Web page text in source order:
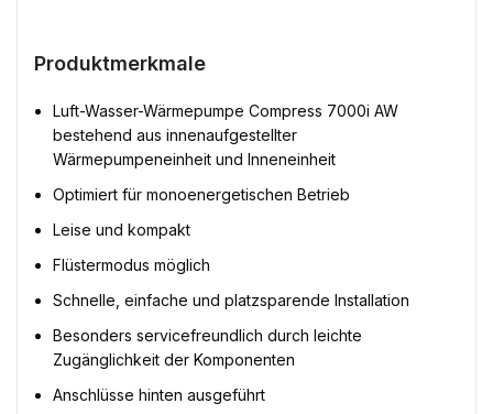
Produktmerkmale
Luft-Wasser-Wärmepumpe Compress 7000i AW
bestehend aus innenaufgestellter
Wärmepumpeneinheit und Inneneinheit
Optimiert für monoenergetischen Betrieb
Leise und kompakt
Flüstermodus möglich
Schnelle, einfache und platzsparende Installation
Besonders servicefreundlich durch leichte
Zugänglichkeit der Komponenten
Anschlüsse hinten ausgeführt